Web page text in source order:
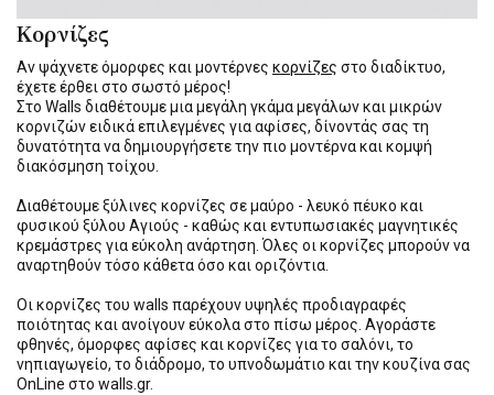
Κορνίζες
Αν ψάχνετε όμορφες και μοντέρνες κορνίζες στο διαδίκτυο,
έχετε έρθει στο σωστό μέρος!
Στο Walls διαθέτουμε μια μεγάλη γκάμα μεγάλων και μικρών
κορνιζών ειδικά επιλεγμένες για αφίσες, δίνοντάς σας τη
δυνατότητα να δημιουργήσετε την πιο μοντέρνα και κομψή
διακόσμηση τοίχου.
Διαθέτουμε ξύλινες κορνίζες σε μαύρο - λευκό πέυκο και
φυσικού ξύλου Αγιούς - καθώς και εντυπωσιακές μαγνητικές
κρεμάστρες για εύκολη ανάρτηση. Όλες οι κορνίζες μπορούν να
αναρτηθούν τόσο κάθετα όσο και οριζόντια.
Οι κορνίζες του walls παρέχουν υψηλές προδιαγραφές
ποιότητας και ανοίγουν εύκολα στο πίσω μέρος. Αγοράστε
φθηνές, όμορφες αφίσες και κορνίζες για το σαλόνι, το
νηπιαγωγείο, το διάδρομο, το υπνοδωμάτιο και την κουζίνα σας
OnLine στο walls.gr.